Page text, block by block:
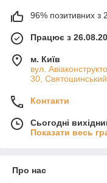
96% позитивних з
Працює з
м. Київ
вул.
30,
Контакти
Сьогодні
Показати весь
Про нас